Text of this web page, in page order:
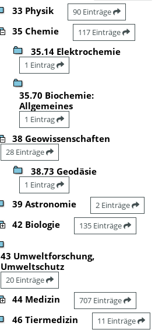
33 Physik 90 Einträge
35 Chemie 117 Einträge
35.14 Elektrochemie
1 Eintrag
35.70 Biochemie:
Allgemeines
1 Eintrag
38 Geowissenschaften
28 Einträge
38.73 Geodäsie
1 Eintrag
39 Astronomie 2 Einträge
42 Biologie 135 Einträge
43 Umweltforschung,
Umweltschutz
20 Einträge
44 Medizin 707 Einträge
46 Tiermedizin 11 Einträge